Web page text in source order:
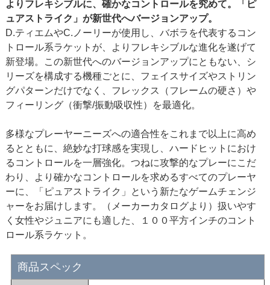
よりフレキシブルに、確かなコントロールを究めて。「ピ
ュアストライク」が新世代へバージョンアップ。
D.ティエムやC.ノーリーが使用し、バボラを代表するコン
トロール系ラケットが、よりフレキシブルな進化を遂げて
新登場。この新世代へのバージョンアップにともない、シ
リーズを構成する機種ごとに、フェイスサイズやストリン
グパターンだけでなく、フレックス（フレームの硬さ）や
フィーリング（衝撃/振動吸収性）を最適化。
多様なプレーヤーニーズへの適合性をこれまで以上に高め
るとともに、絶妙な打球感を実現し、ハードヒットにおけ
るコントロールを一層強化。つねに攻撃的なプレーにこだ
わり、より確かなコントロールを求めるすべてのプレーヤ
ーに、「ピュアストライク」という新たなゲームチェンジ
ャーをお届けします。（メーカーカタログより）扱いやす
く女性やジュニアにも適した、１００平方インチのコント
ロール系ラケット。
商品スペック